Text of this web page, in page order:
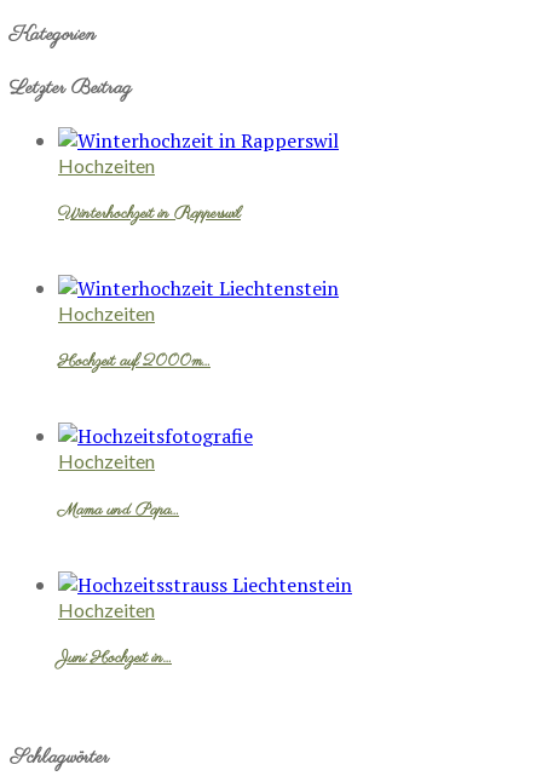
Kategorien
Letzter Beitrag
Hochzeiten
Winterhochzeit in Rapperswil
Hochzeiten
Hochzeit auf 2000m…
Hochzeiten
Mama und Papa…
Hochzeiten
Juni Hochzeit in…
Schlagwörter